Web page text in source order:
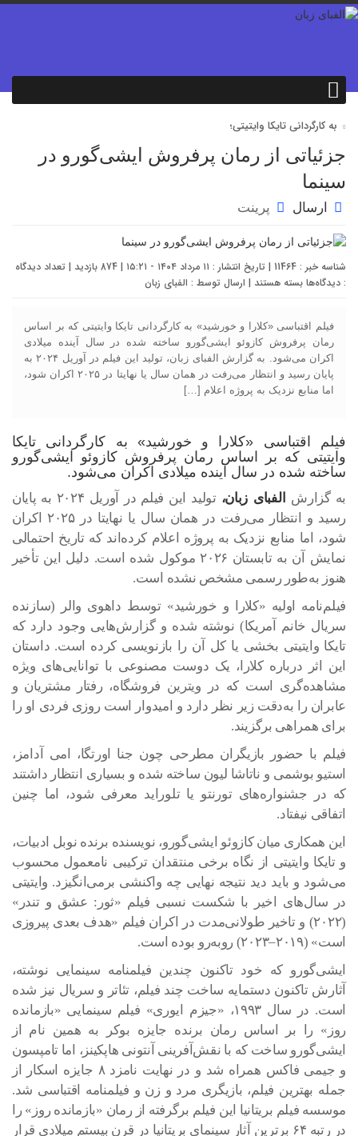
به کارگردانی تایکا وایتیتی؛
جزئیاتی از رمان پرفروش ایشی‌گورو در
سینما
ارسال پرینت
شناسه خبر : 11464 | تاریخ انتشار : ۱۱ مرداد ۱۴۰۴ - ۱۵:۲۱ | 874 بازدید | تعداد دیدگاه
: دیدگاه‌ها برای
جزئیاتی
رمان
پرفروش
ایشی‌گورو
در
سینما
بسته هستند | ارسال توسط : الفبای زبان
فیلم اقتباسی «کلارا و خورشید» به کارگردانی تایکا وایتیتی که بر اساس
رمان پرفروش کازوئو ایشی‌گورو ساخته شده در سال آینده میلادی
اکران می‌شود. به گزارش الفبای زبان،‌ تولید این فیلم در آوریل ۲۰۲۴ به
پایان رسید و انتظار می‌رفت در همان سال یا نهایتا در ۲۰۲۵ اکران شود،
اما منابع نزدیک به پروژه اعلام […]
فیلم اقتباسی «کلارا و خورشید» به کارگردانی تایکا
وایتیتی که بر اساس رمان پرفروش کازوئو ایشی‌گورو
ساخته شده در سال آینده میلادی اکران می‌شود.
به گزارش الفبای زبان،‌
تولید این فیلم در آوریل ۲۰۲۴ به پایان
رسید و انتظار می‌رفت در همان سال یا نهایتا در ۲۰۲۵ اکران
شود، اما منابع نزدیک به پروژه اعلام کرده‌اند که تاریخ احتمالی
نمایش آن به تابستان ۲۰۲۶ موکول شده است. دلیل این تأخیر
هنوز به‌طور رسمی مشخص نشده است.
فیلم‌نامه اولیه «کلارا و خورشید» توسط داهوی والر (سازنده
سریال خانم آمریکا) نوشته شده و گزارش‌هایی وجود دارد که
تایکا وایتیتی بخشی یا کل آن را بازنویسی کرده است. داستان
این اثر درباره کلارا، یک دوست مصنوعی با توانایی‌های ویژه
مشاهده‌گری است که در ویترین فروشگاه، رفتار مشتریان و
عابران را به‌دقت زیر نظر دارد و امیدوار است روزی فردی او را
برای همراهی برگزیند.
فیلم با حضور بازیگران مطرحی چون جنا اورتگا، امی آدامز،
استیو بوشمی و ناتاشا لیون ساخته شده و بسیاری انتظار داشتند
که در جشنواره‌های تورنتو یا تلوراید معرفی شود، اما چنین
اتفاقی نیفتاد.
این همکاری میان کازوئو ایشی‌گورو، نویسنده برنده نوبل ادبیات،
و تایکا وایتیتی از نگاه برخی منتقدان ترکیبی نامعمول محسوب
می‌شود و باید دید نتیجه نهایی چه واکنشی برمی‌انگیزد. وایتیتی
در سال‌های اخیر با شکست نسبی فیلم «ثور: عشق و تندر»
(۲۰۲۲) و تاخیر طولانی‌مدت در اکران فیلم «هدف بعدی پیروزی
است» (۲۰۱۹–۲۰۲۳) روبه‌رو بوده است.
ایشی‌گورو که خود تاکنون چندین فیلمنامه سینمایی نوشته،
آثارش تاکنون دستمایه ساخت چند فیلم، تئاتر و سریال نیز شده
است. در سال ۱۹۹۳، «جیزم ایوری» فیلم سینمایی «بازمانده
روز» را بر اساس رمان برنده جایزه بوکر به همین نام از
ایشی‌گورو ساخت که با نقش‌آفرینی آنتونی هاپکینز، اما تامپسون
و جیمی فاکس همراه شد و در نهایت نامزد ۸ جایزه اسکار از
جمله بهترین فیلم، بازیگری مرد و زن و فیلمنامه اقتباسی شد.
موسسه فیلم بریتانیا این فیلم برگرفته از رمان «بازمانده روز» را
در رتبه ۶۴ برترین آثار سینمای بریتانیا در قرن بیستم میلادی قرار